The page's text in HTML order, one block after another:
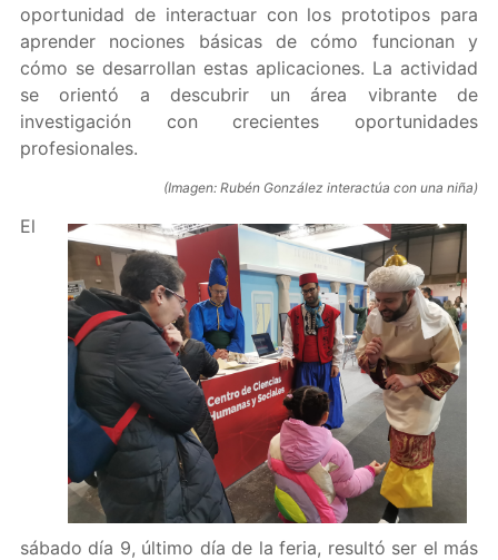
oportunidad de interactuar con los prototipos para
aprender nociones básicas de cómo funcionan y
cómo se desarrollan estas aplicaciones. La actividad
se orientó a descubrir un área vibrante de
investigación con crecientes oportunidades
profesionales.
(Imagen: Rubén González interactúa con una niña)
El
sábado día 9, último día de la feria, resultó ser el más